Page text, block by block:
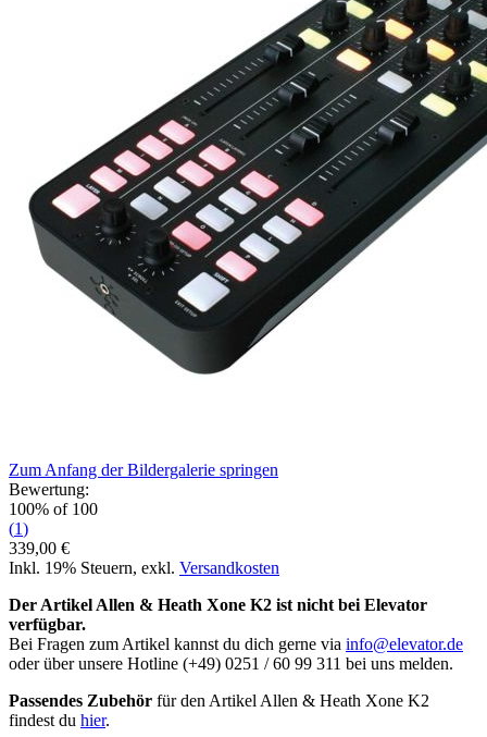
Zum Anfang der Bildergalerie springen
Bewertung:
100% of 100
(1)
339,00 €
Inkl. 19% Steuern, exkl. Versandkosten
Der Artikel Allen & Heath Xone K2 ist nicht bei Elevator
verfügbar.
Bei Fragen zum Artikel kannst du dich gerne via info@elevator.de
oder über unsere Hotline (+49) 0251 / 60 99 311 bei uns melden.
Passendes Zubehör für den Artikel Allen & Heath Xone K2
findest du hier.